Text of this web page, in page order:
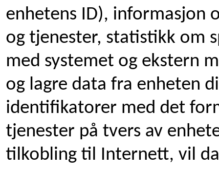
enhetens ID), informasjon
og tjenester, statistikk om
med systemet og ekstern
og lagre data fra enheten
identifikatorer med det
tjenester på tvers av
tilkobling til Internett, vil